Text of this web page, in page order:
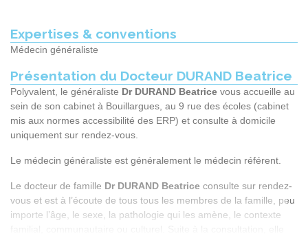
Expertises & conventions
Médecin généraliste
Présentation du Docteur DURAND Beatrice
Polyvalent, le généraliste Dr DURAND Beatrice vous accueille au
sein de son cabinet à Bouillargues , au 9 rue des écoles (cabinet
mis aux normes accessibilité des ERP) et consulte à domicile
uniquement sur rendez-vous.
Le médecin généraliste est généralement le médecin référent.
Le docteur de famille Dr DURAND Beatrice consulte sur rendez-
vous et est à l’écoute de tous tous les membres de la famille, peu
importe l’âge, le sexe, la pathologie qui les amène, le contexte